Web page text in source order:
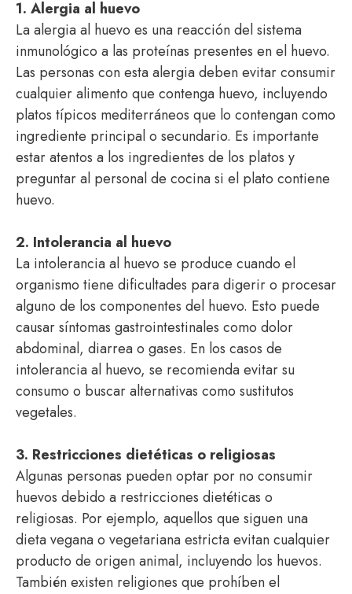
1. Alergia al huevo
La alergia al huevo es una reacción del sistema
inmunológico a las proteínas presentes en el huevo.
Las personas con esta alergia deben evitar consumir
cualquier alimento que contenga huevo, incluyendo
platos típicos mediterráneos que lo contengan como
ingrediente principal o secundario. Es importante
estar atentos a los ingredientes de los platos y
preguntar al personal de cocina si el plato contiene
huevo.
2. Intolerancia al huevo
La intolerancia al huevo se produce cuando el
organismo tiene dificultades para digerir o procesar
alguno de los componentes del huevo. Esto puede
causar síntomas gastrointestinales como dolor
abdominal, diarrea o gases. En los casos de
intolerancia al huevo, se recomienda evitar su
consumo o buscar alternativas como sustitutos
vegetales.
3. Restricciones dietéticas o religiosas
Algunas personas pueden optar por no consumir
huevos debido a restricciones dietéticas o
religiosas. Por ejemplo, aquellos que siguen una
dieta vegana o vegetariana estricta evitan cualquier
producto de origen animal, incluyendo los huevos.
También existen religiones que prohíben el